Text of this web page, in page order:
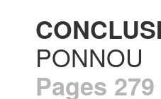
PONNOU
Pages